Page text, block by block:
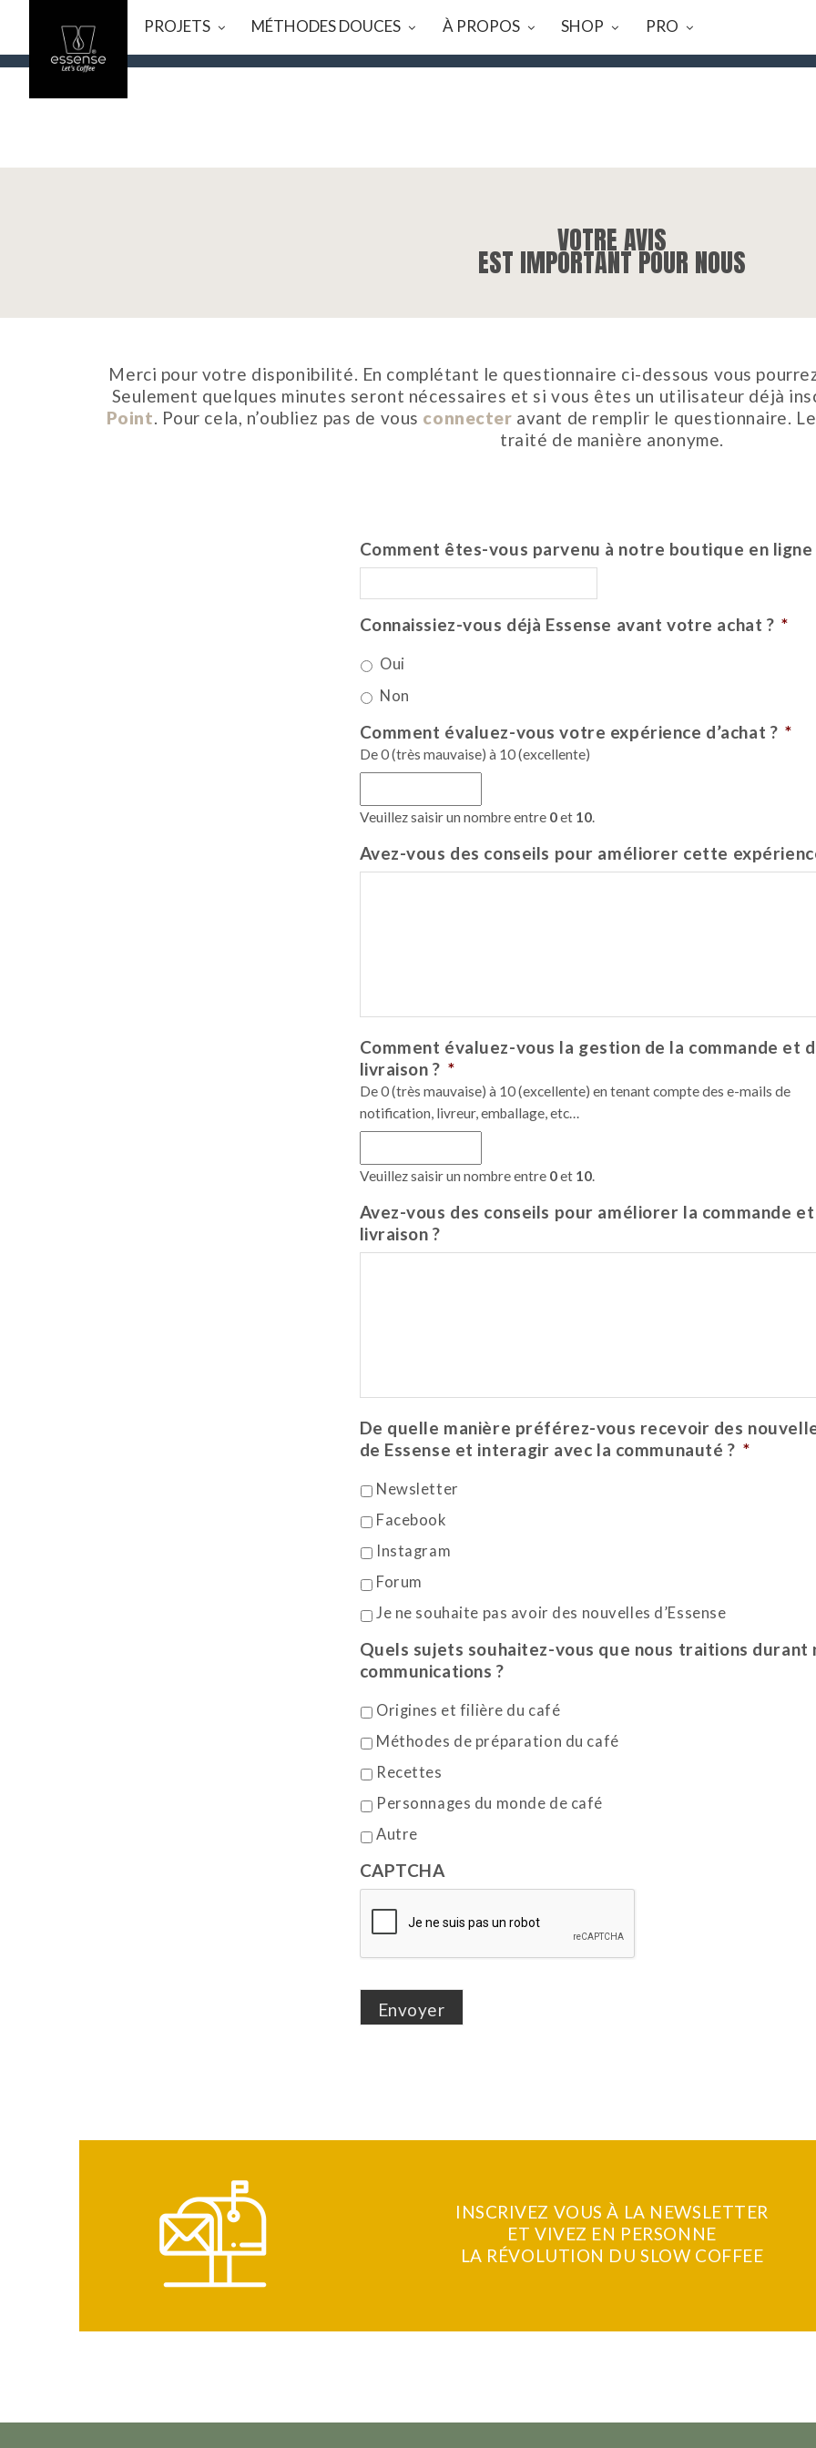
PROJETS MÉTHODES DOUCES À PROPOS SHOP PRO
VOTRE AVIS
EST IMPORTANT POUR NOUS
Merci pour votre disponibilité. En complétant le questionnaire ci-dessous vous
Seulement quelques minutes seront nécessaires et si vous êtes un utilisateur déjà
Point. Pour cela, n’oubliez pas de vous connecter avant de remplir le questionnaire.
traité de manière anonyme.
Comment êtes-vous parvenu à notre boutique en ligne
Connaissiez-vous déjà Essense avant votre achat ? *
Oui
Non
Comment évaluez-vous votre expérience d’achat ? *
De 0 (très mauvaise) à 10 (excellente)
Veuillez saisir un nombre entre 0et 10.
Avez-vous des conseils pour améliorer cette
Comment évaluez-vous la gestion de la commande et
livraison ? *
De 0 (très mauvaise) à 10 (excellente) en tenant compte des e-mails de
notification, livreur, emballage, etc…
Veuillez saisir un nombre entre 0et 10.
Avez-vous des conseils pour améliorer la commande
livraison ?
De quelle manière préférez-vous recevoir des
de Essense et interagir avec la communauté ? *
Newsletter
Facebook
Instagram
Forum
Je ne souhaite pas avoir des nouvelles d’Essense
Quels sujets souhaitez-vous que nous traitions durant
communications ?
Origines et filière du café
Méthodes de préparation du café
Recettes
Personnages du monde de café
Autre
CAPTCHA
INSCRIVEZ VOUS À LA NEWSLETTER
ET VIVEZ EN PERSONNE
LA RÉVOLUTION DU SLOW COFFEE
VACANCES D’ÉTÉ_ NOUS FAISONS UNE PAUSE DU 7/08 AU 23/08, TOUTES LES COMMANDES SERONT EXPÉDIÉES LE